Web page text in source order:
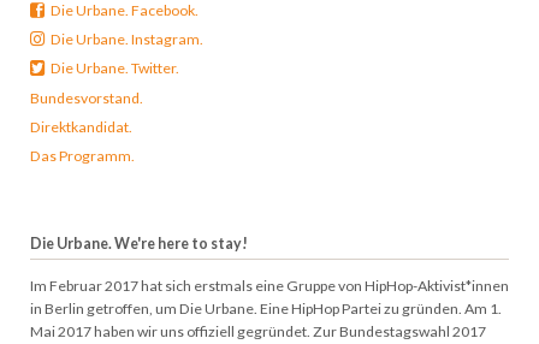
Die Urbane. Facebook.
Die Urbane. Instagram.
Die Urbane. Twitter.
Bundesvorstand.
Direktkandidat.
Das Programm.
Die Urbane. We're here to stay!
Im Februar 2017 hat sich erstmals eine Gruppe von HipHop-Aktivist*innen
in Berlin getroffen, um Die Urbane. Eine HipHop Partei zu gründen. Am 1.
Mai 2017 haben wir uns offiziell gegründet. Zur Bundestagswahl 2017